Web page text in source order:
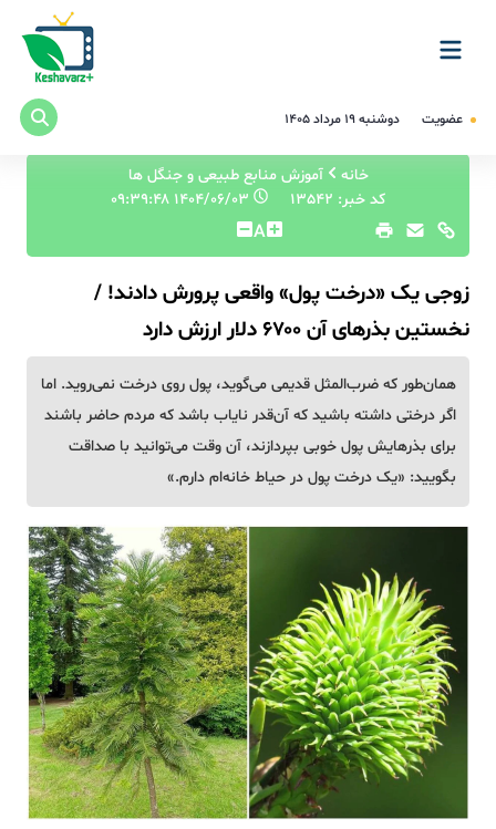
عضویت دوشنبه ۱۹ مرداد ۱۴۰۵
خانه
آموزش منابع طبیعی و جنگل ها
کد خبر: 13542
A
زوجی یک «درخت پول» واقعی پرورش دادند! /
نخستین بذرهای آن ۶۷۰۰ دلار ارزش دارد
همان‌طور که ضرب‌المثل قدیمی می‌گوید، پول روی درخت نمی‌روید. اما
اگر درختی داشته باشید که آن‌قدر نایاب باشد که مردم حاضر باشند
برای بذرهایش پول خوبی بپردازند، آن وقت می‌توانید با صداقت
بگویید: «یک درخت پول در حیاط خانه‌ام دارم.»